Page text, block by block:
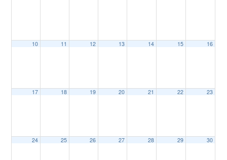
10 11 12 13 14 15 16
17 18 19 20 21 22 23
24 25 26 27 28 29 30